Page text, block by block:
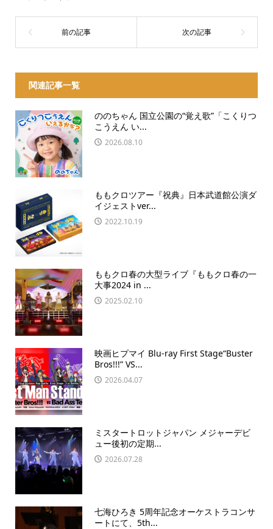
関連記事一覧
ののちゃん 国立公園の“覚え歌”「こくりつ
こうえん い...
2026.08.10
ももクロツアー『祝典』日本武道館公演ダ
イジェストver...
2022.10.19
ももクロ春の大型ライブ『ももクロ春の一
大事2024 in ...
2025.02.10
映画ヒプマイ Blu-ray First Stage“Buster
Bros!!!” VS...
2026.04.07
ミスタートロットジャパン メジャーデビ
ュー後初の定期...
2026.07.28
七海ひろき 5周年記念オーケストラコンサ
ートにて、5th...